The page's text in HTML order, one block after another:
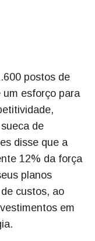
postos de
um esforço para
de
disse que a
12% da força
planos
custos, ao
em